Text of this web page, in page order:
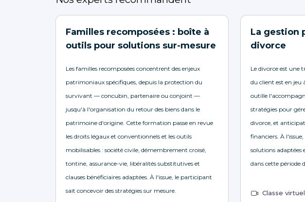
Familles recomposées : boîte à
outils pour solutions sur-mesure
Les familles recomposées concentrent des enjeux
patrimoniaux spécifiques, depuis la protection du
survivant — concubin, partenaire ou conjoint —
jusqu'à l'organisation du retour des biens dans le
patrimoine d'origine. Cette formation passe en revue
les droits légaux et conventionnels et les outils
mobilisables : société civile, démembrement croisé,
tontine, assurance-vie, libéralités substitutives et
clauses bénéficiaires adaptées. À l'issue, le participant
sait concevoir des stratégies sur mesure.
La gestion
divorce
Le divorce est une
du client est en jeu
outille
stratégies pour
divorce, et
financiers. À
solutions adaptées
dans cette période
Classe